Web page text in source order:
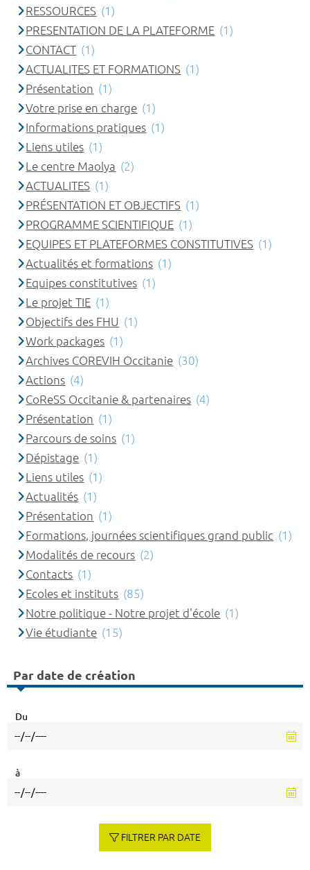
RESSOURCES (1)
PRESENTATION DE LA PLATEFORME (1)
CONTACT (1)
ACTUALITES ET FORMATIONS (1)
Présentation (1)
Votre prise en charge (1)
Informations pratiques (1)
Liens utiles (1)
Le centre Maolya (2)
ACTUALITES (1)
PRÉSENTATION ET OBJECTIFS (1)
PROGRAMME SCIENTIFIQUE (1)
EQUIPES ET PLATEFORMES CONSTITUTIVES (1)
Actualités et formations (1)
Equipes constitutives (1)
Le projet TIE (1)
Objectifs des FHU (1)
Work packages (1)
Archives COREVIH Occitanie (30)
Actions (4)
CoReSS Occitanie & partenaires (4)
Présentation (1)
Parcours de soins (1)
Dépistage (1)
Liens utiles (1)
Actualités (1)
Présentation (1)
Formations, journées scientifiques grand public (1)
Modalités de recours (2)
Contacts (1)
Ecoles et instituts (85)
Notre politique - Notre projet d'école (1)
Vie étudiante (15)
Par date de création
Du
à
FILTRER PAR DATE